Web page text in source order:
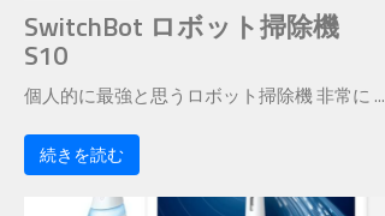
SwitchBot ロボット掃除機
S10
個人的に最強と思うロボット掃除機 非常に ...
続きを読む